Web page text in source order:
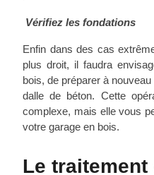
Vérifiez les fondations
Enfin dans des cas
plus droit, il faudra
bois, de préparer à
dalle de béton. Cette
complexe, mais elle vous
votre garage en bois.
Le traitement